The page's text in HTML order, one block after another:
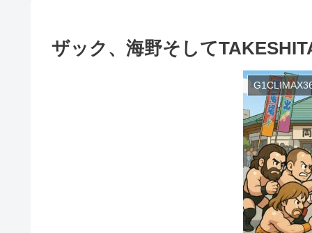
ザック、海野そして